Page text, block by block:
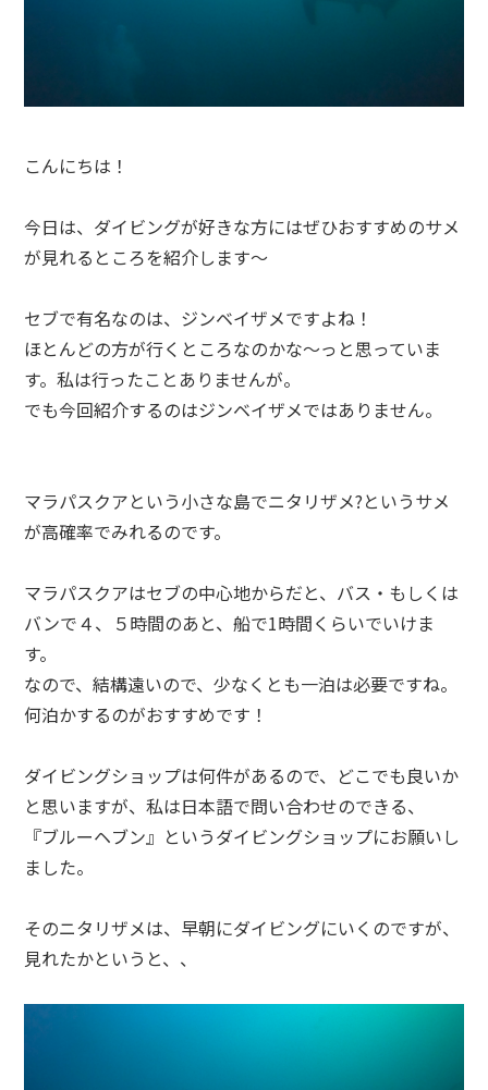
こんにちは！
今日は、ダイビングが好きな方にはぜひおすすめのサメ
が見れるところを紹介します〜
セブで有名なのは、ジンベイザメですよね！
ほとんどの方が行くところなのかな〜っと思っていま
す。私は行ったことありませんが。
でも今回紹介するのはジンベイザメではありません。
マラパスクアという小さな島でニタリザメ?というサメ
が高確率でみれるのです。
マラパスクアはセブの中心地からだと、バス・もしくは
バンで４、５時間のあと、船で1時間くらいでいけま
す。
なので、結構遠いので、少なくとも一泊は必要ですね。
何泊かするのがおすすめです！
ダイビングショップは何件があるので、どこでも良いか
と思いますが、私は日本語で問い合わせのできる、
『ブルーヘブン』というダイビングショップにお願いし
ました。
そのニタリザメは、早朝にダイビングにいくのですが、
見れたかというと、、